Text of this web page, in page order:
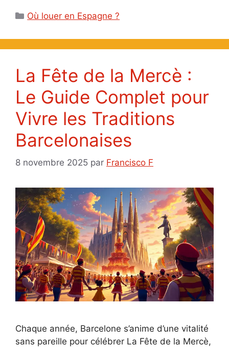
Catégories
Où louer en Espagne ?
La Fête de la Mercè :
Le Guide Complet pour
Vivre les Traditions
Barcelonaises
8 novembre 2025 par Francisco F
Chaque année, Barcelone s’anime d’une vitalité
sans pareille pour célébrer La Fête de la Mercè,